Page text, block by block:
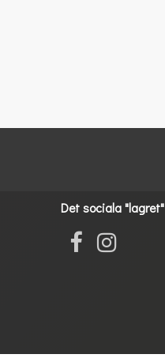
Det sociala "lagret"